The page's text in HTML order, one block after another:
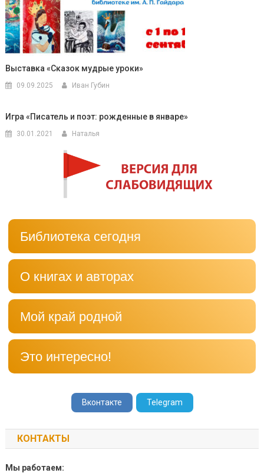
Выставка «Сказок мудрые уроки»
09.09.2025 Иван Губин
Игра «Писатель и поэт: рожденные в январе»
30.01.2021 Наталья
Библиотека сегодня
О книгах и авторах
Мой край родной
Это интересно!
Вконтакте Telegram
КОНТАКТЫ
Мы работаем: